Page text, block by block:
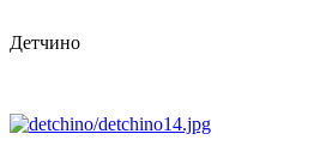
Детчино